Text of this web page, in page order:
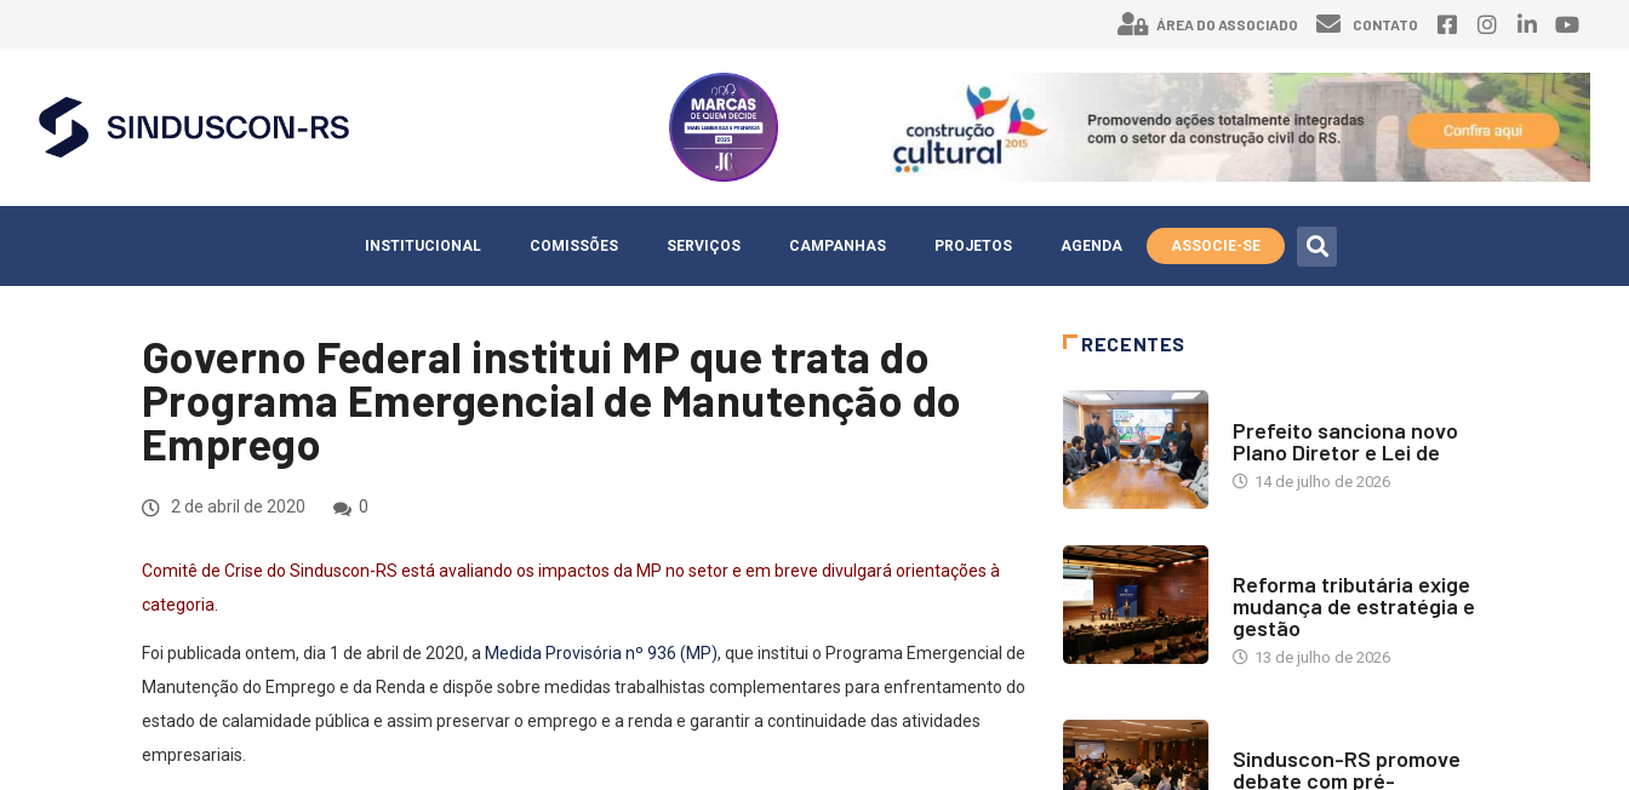
ÁREA DO ASSOCIADO CONTATO
INSTITUCIONAL COMISSÕES SERVIÇOS CAMPANHAS PROJETOS AGENDA ASSOCIE-SE
Governo Federal institui MP que trata do
Programa Emergencial de Manutenção do
Emprego
2 de abril de 2020 0
Comitê de Crise do Sinduscon-RS está avaliando os impactos da MP no setor e em breve divulgará orientações à
categoria.
Foi publicada ontem, dia 1 de abril de 2020, a Medida Provisória nº 936 (MP), que institui o Programa Emergencial de
Manutenção do Emprego e da Renda e dispõe sobre medidas trabalhistas complementares para enfrentamento do
estado de calamidade pública e assim preservar o emprego e a renda e garantir a continuidade das atividades
empresariais.
RECENTES
Prefeito sanciona novo
Plano Diretor e Lei de
14 de julho de 2026
Reforma tributária exige
mudança de estratégia e
gestão
13 de julho de 2026
Sinduscon-RS promove
debate com pré-